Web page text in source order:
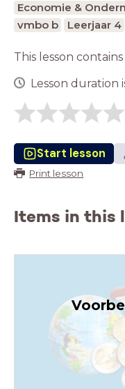
Economie &
vmbo b
Leerjaar 4
This lesson contains
Lesson duration
Start lesson
Print lesson
Items in this